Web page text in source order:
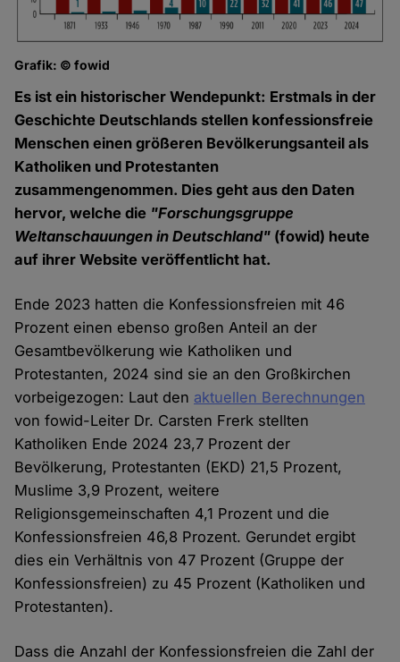
Grafik: © fowid
Es ist ein historischer Wendepunkt: Erstmals in der
Geschichte Deutschlands stellen konfessionsfreie
Menschen einen größeren Bevölkerungsanteil als
Katholiken und Protestanten
zusammengenommen. Dies geht aus den Daten
hervor, welche die "Forschungsgruppe
Weltanschauungen in Deutschland" (fowid) heute
auf ihrer Website veröffentlicht hat.
Ende 2023 hatten die Konfessionsfreien mit 46
Prozent einen ebenso großen Anteil an der
Gesamtbevölkerung wie Katholiken und
Protestanten, 2024 sind sie an den Großkirchen
vorbeigezogen: Laut den aktuellen Berechnungen
von fowid-Leiter Dr. Carsten Frerk stellten
Katholiken Ende 2024 23,7 Prozent der
Bevölkerung, Protestanten (EKD) 21,5 Prozent,
Muslime 3,9 Prozent, weitere
Religionsgemeinschaften 4,1 Prozent und die
Konfessionsfreien 46,8 Prozent. Gerundet ergibt
dies ein Verhältnis von 47 Prozent (Gruppe der
Konfessionsfreien) zu 45 Prozent (Katholiken und
Protestanten).
Dass die Anzahl der Konfessionsfreien die Zahl der